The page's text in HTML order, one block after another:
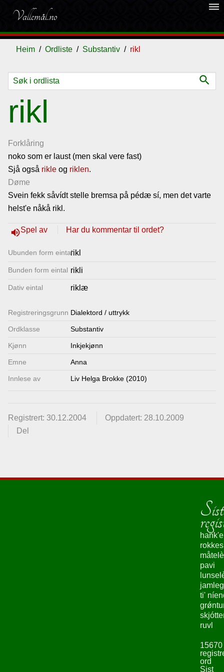
Vallemål.no
dehaze
Heim Ordliste Substantiv rikl
search
rikl
Forklåring
noko som er laust (men skal vere fast)
Sjå også rikle og riklen.
Døme
Svein fekk såvídt stelle bremsa på pédæ sí, men det varte
helst'e nåkå rikl.
volume_upSpel av Har du kommentar til ordet?
Ubunden form eintalrikl
Bunden form eintal rikli
Dativ eintal riklæ
Registrerings­grunn Dialektord / uttrykk
Ordklasse Substantiv
Kjønn Inkjekjønn
Emne Anna
Innlese av Liv Helga Brokke (2010)
Registrert: 30.12.2004
Oppdatert: 28.10.2009
Del
Ordliste
Om
vallemålet
Gjestebok
Nyhende
Lenkjer
Kontakt
oss
hank'e
pavi
ti'
ruvl
15670
ord
Sist